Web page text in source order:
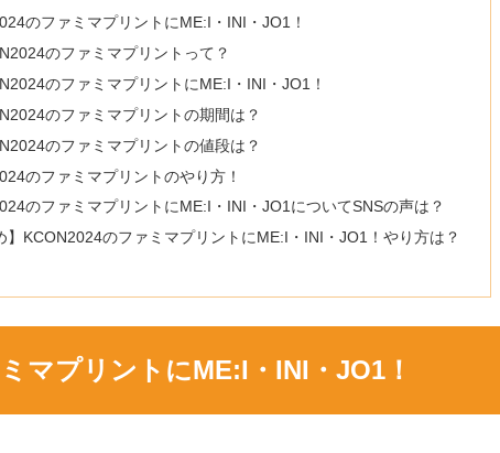
のファミマプリントにME:I・INI・JO1！
のファミマプリントって？
のファミマプリントにME:I・INI・JO1！
のファミマプリントの期間は？
のファミマプリントの値段は？
のファミマプリントのやり方！
のファミマプリントにME:I・INI・JO1についてSNSの声は？
】KCON2024のファミマプリントにME:I・INI・JO1！やり方は？
マプリントにME:I・INI・JO1！